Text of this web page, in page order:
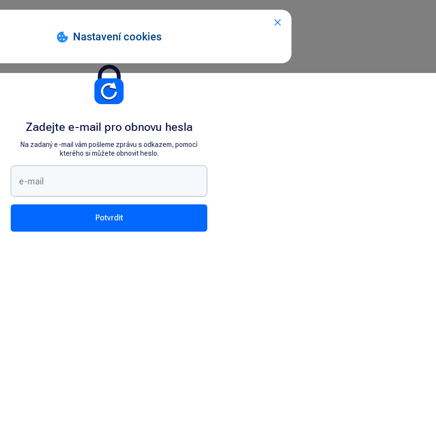
Zadejte e-mail pro obnovu hesla
Na zadaný e-mail vám pošleme zprávu s odkazem, pomocí
kterého si můžete obnovit heslo.
Potvrdit